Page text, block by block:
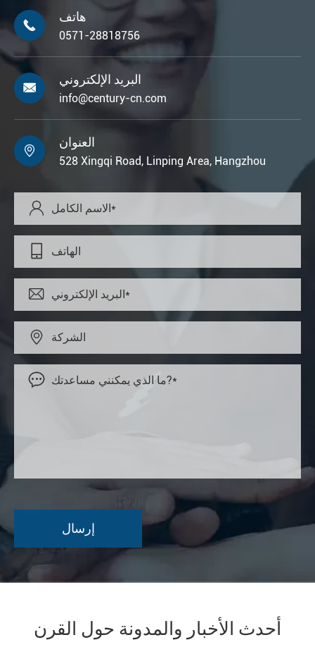

هاتف
0571-28818756

البريد الإلكتروني
info@century-cn.com

العنوان
528 Xingqi Road, Linping Area, Hangzhou





أحدث الأخبار والمدونة حول القرن